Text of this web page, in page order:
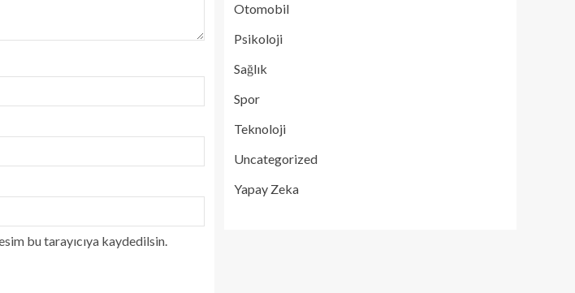
bu tarayıcıya kaydedilsin.
Otomobil
Psikoloji
Sağlık
Spor
Teknoloji
Uncategorized
Yapay Zeka